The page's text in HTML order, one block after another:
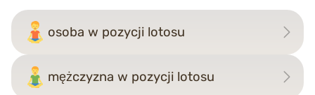
osoba w pozycji lotosu
mężczyzna w pozycji lotosu